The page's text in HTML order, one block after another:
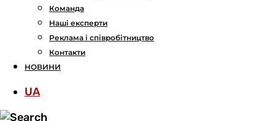
Команда
Наші експерти
Реклама і співробітництво
Контакти
НОВИНИ
UA